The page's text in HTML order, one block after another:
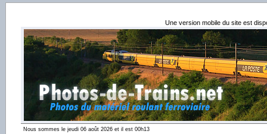
Une version mobile du site est
Nous sommes le jeudi 06 août 2026 et il est 00h13